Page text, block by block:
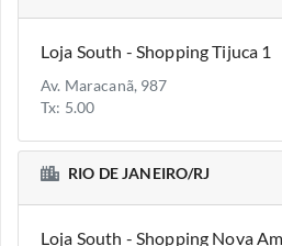
Loja South - Shopping Tijuca 1
Av. Maracanã, 987
Tx: 5.00
RIO DE JANEIRO/RJ
Loja South - Shopping Nova